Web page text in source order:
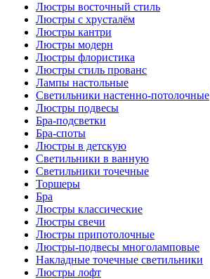
Люстры восточный стиль
Люстры с хрусталём
Люстры кантри
Люстры модерн
Люстры флористика
Люстры стиль прованс
Лампы настольные
Светильники настенно-потолочные
Люстры подвесы
Бра-подсветки
Бра-споты
Люстры в детскую
Светильники в ванную
Светильники точечные
Торшеры
Бра
Люстры классические
Люстры свечи
Люстры припотолочные
Люстры-подвесы многоламповые
Накладные точечные светильники
Люстры лофт